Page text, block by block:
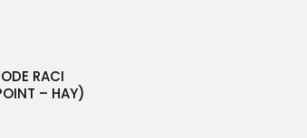
RACI
– HAY)